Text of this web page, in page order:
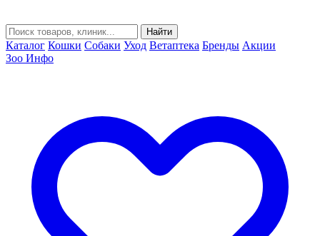
Найти
Каталог Кошки Собаки Уход Ветаптека Бренды Акции
Зоо Инфо